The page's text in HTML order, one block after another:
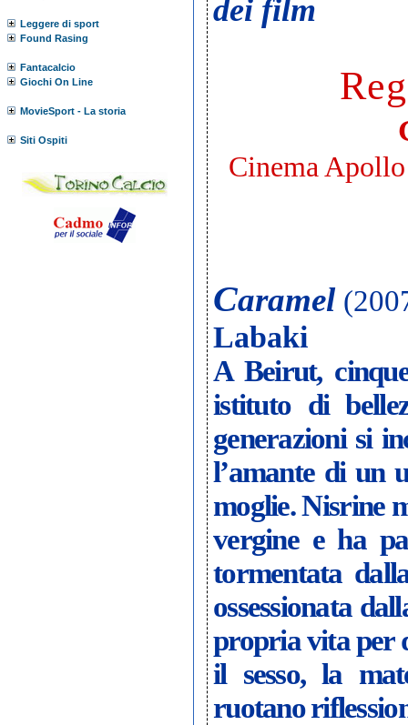
Leggere di sport
Found Rasing
Fantacalcio
Giochi On Line
MovieSport - La storia
Siti Ospiti
dei film
Cinema
Caramel
Labaki
A Beirut,
istituto di
generazioni si
l’amante di un
moglie. Nisrine
vergine e ha
tormentata
ossessionata
propria vita per
il sesso, la
ruotano